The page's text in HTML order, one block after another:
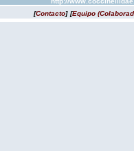
[Contacto] [Equipo